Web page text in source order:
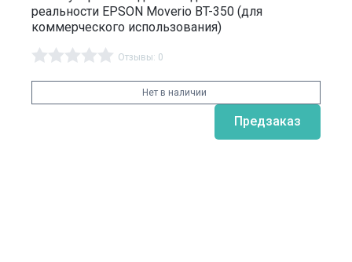
реальности EPSON Moverio BT-350 (для
коммерческого использования)
Отзывы: 0
Нет в наличии
Предзаказ